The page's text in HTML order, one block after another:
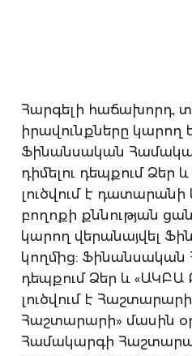
Հարգելի հաճախորդ,
իրավունքները
Ֆինանսական
դիմելու դեպքում
լուծվում է
բողոքի քննության
կարող վերանայվել
կողմից: Ֆինանսական
դեպքում Ձեր և
լուծվում է
Հաշտարարի» մասին
Համակարգի Հաշտարարի